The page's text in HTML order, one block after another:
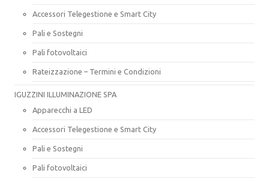
Accessori Telegestione e Smart City
Pali e Sostegni
Pali fotovoltaici
Rateizzazione – Termini e Condizioni
IGUZZINI ILLUMINAZIONE SPA
Apparecchi a LED
Accessori Telegestione e Smart City
Pali e Sostegni
Pali fotovoltaici